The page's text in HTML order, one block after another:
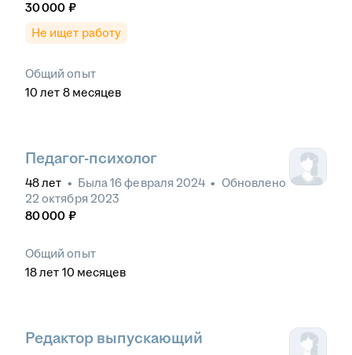
30 000 ₽
Не ищет работу
Общий опыт
10 лет 8 месяцев
Педагог-психолог
48лет • Была16 февраля 2024 • Обновлено
22 октября 2023
80 000 ₽
Общий опыт
18лет 10 месяцев
Редактор выпускающий